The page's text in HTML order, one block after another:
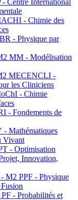
Centre International
- Chimie des
- Physique par
MM - Modélisation
MECENCLI -
les Cliniciens
- Chimie
- Fondements de
Mathématiques
Vivant
- Optimisation
Innovation,
M2 PPF - Physique
- Probabilités et